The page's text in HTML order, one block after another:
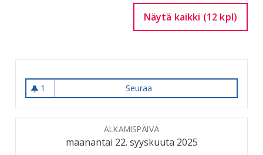
Näytä kaikki (12 kpl)
1
1 seuraaja
Seuraa
ALKAMISPÄIVÄ
maanantai 22. syyskuuta 2025